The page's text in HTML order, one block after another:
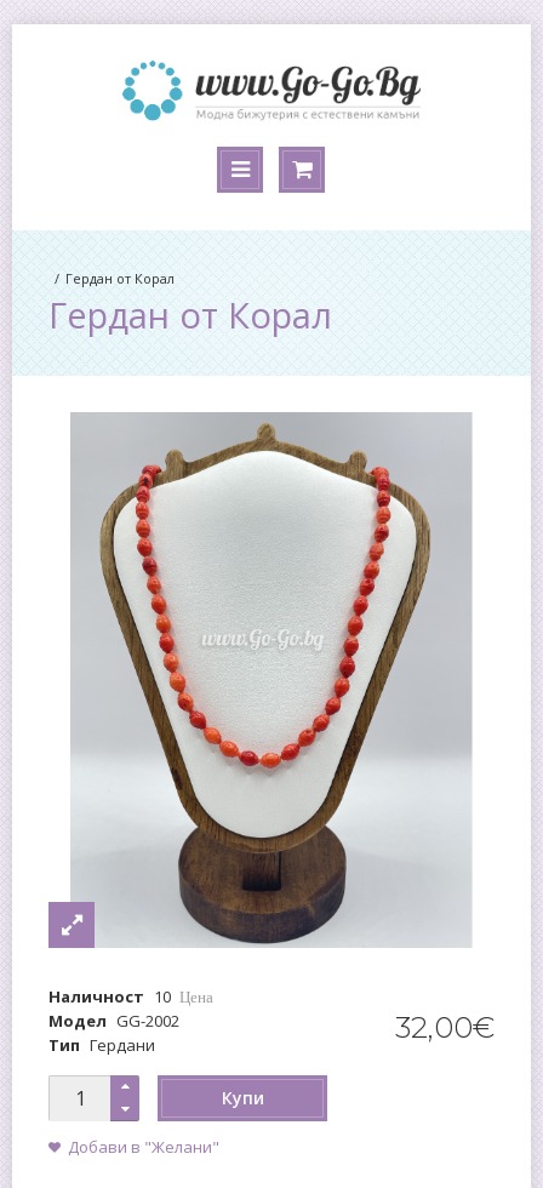
Гердан от Корал
Гердан от Корал
Наличност 10
Модел GG-2002
Тип Гердани
Цена
32,00€
Купи
Добави в "Желани"